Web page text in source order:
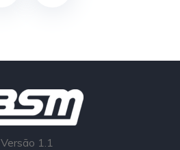
Versão 1.1